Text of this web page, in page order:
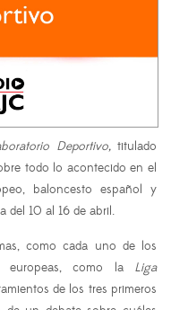
Deportivo,titulado
todo lo acontecido en el
baloncesto español y
del 10 al 16 de abril.
como cada uno de los
europeas, como la Liga
de los tres primeros